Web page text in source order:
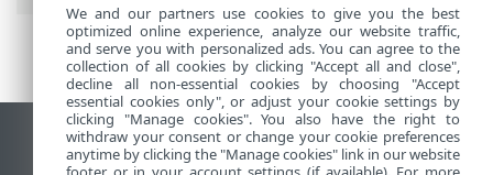
Rodyti darbalaukio tinklavietę
We and our partners use cookies to give you the best
optimized online experience, analyze our website traffic,
and serve you with personalized ads. You can agree to the
collection of all cookies by clicking "Accept all and close",
decline all non-essential cookies by choosing "Accept
essential cookies only", or adjust your cookie settings by
clicking "Manage cookies". You also have the right to
withdraw your consent or change your cookie preferences
anytime by clicking the "Manage cookies" link in our website